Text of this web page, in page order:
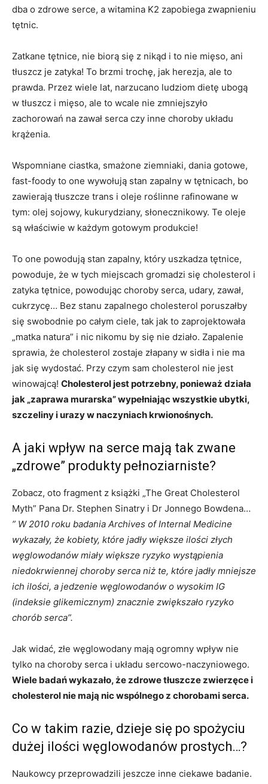
dba o zdrowe serce, a witamina K2 zapobiega zwapnieniu
tętnic.
Zatkane tętnice, nie biorą się z nikąd i to nie mięso, ani
tłuszcz je zatyka! To brzmi trochę, jak herezja, ale to
prawda. Przez wiele lat, narzucano ludziom dietę ubogą
w tłuszcz i mięso, ale to wcale nie zmniejszyło
zachorowań na zawał serca czy inne choroby układu
krążenia.
Wspomniane ciastka, smażone ziemniaki, dania gotowe,
fast-foody to one wywołują stan zapalny w tętnicach, bo
zawierają tłuszcze trans i oleje roślinne rafinowane w
tym: olej sojowy, kukurydziany, słonecznikowy. Te oleje
są właściwie w każdym gotowym produkcie!
To one powodują stan zapalny, który uszkadza tętnice,
powoduje, że w tych miejscach gromadzi się cholesterol i
zatyka tętnice, powodując choroby serca, udary, zawał,
cukrzycę… Bez stanu zapalnego cholesterol poruszałby
się swobodnie po całym ciele, tak jak to zaprojektowała
„matka natura” i nic nikomu by się nie działo. Zapalenie
sprawia, że cholesterol zostaje złapany w sidła i nie ma
jak się wydostać. Przy czym sam cholesterol nie jest
winowajcą! Cholesterol jest potrzebny, ponieważ działa
jak „zaprawa murarska” wypełniając wszystkie ubytki,
szczeliny i urazy w naczyniach krwionośnych.
A jaki wpływ na serce mają tak zwane
„zdrowe” produkty pełnoziarniste?
Zobacz, oto fragment z książki „The Great Cholesterol
Myth” Pana Dr. Stephen Sinatry i Dr Jonnego Bowdena…
” W 2010 roku badania Archives of Internal Medicine
wykazały, że kobiety, które jadły większe ilości złych
węglowodanów miały większe ryzyko wystąpienia
niedokrwiennej choroby serca niż te, które jadły mniejsze
ich ilości, a jedzenie węglowodanów o wysokim IG
(indeksie glikemicznym) znacznie zwiększało ryzyko
chorób serca”.
Jak widać, złe węglowodany mają ogromny wpływ nie
tylko na choroby serca i układu sercowo-naczyniowego.
Wiele badań wykazało, że zdrowe tłuszcze zwierzęce i
cholesterol nie mają nic wspólnego z chorobami serca.
Co w takim razie, dzieje się po spożyciu
dużej ilości węglowodanów prostych…?
Naukowcy przeprowadzili jeszcze inne ciekawe badanie.